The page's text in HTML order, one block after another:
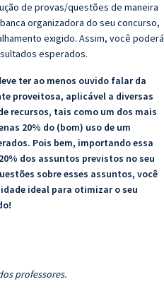
de provas/questões de maneira
organizadora do seu concurso,
exigido. Assim, você poderá
esperados.
ter ao menos ouvido falar da
proveitosa, aplicável a diversas
recursos, tais como um dos mais
20% do (bom) uso de um
Pois bem, importando essa
dos assuntos previstos no seu
sobre esses assuntos, você
ideal para otimizar o seu
professores.